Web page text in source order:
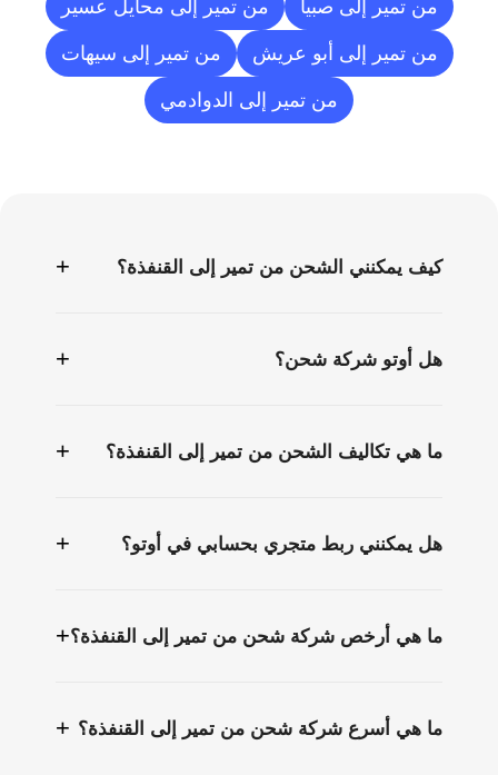
من تمير إلى صبيا من تمير إلى محايل عسير
من تمير إلى أبو عريش من تمير إلى سيهات
من تمير إلى الدوادمي
كيف يمكنني الشحن من تمير إلى القنفذة؟ +
هل أوتو شركة شحن؟ +
ما هي تكاليف الشحن من تمير إلى القنفذة؟ +
هل يمكنني ربط متجري بحسابي في أوتو؟ +
ما هي أرخص شركة شحن من تمير إلى القنفذة؟+
ما هي أسرع شركة شحن من تمير إلى القنفذة؟ +